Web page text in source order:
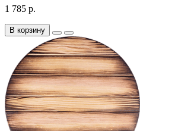
1 785 р.
В корзину